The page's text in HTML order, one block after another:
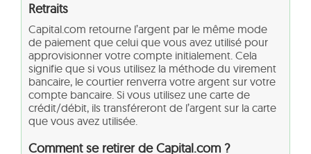
Retraits
Capital.com retourne l’argent par le même mode
de paiement que celui que vous avez utilisé pour
approvisionner votre compte initialement. Cela
signifie que si vous utilisez la méthode du virement
bancaire, le courtier renverra votre argent sur votre
compte bancaire. Si vous utilisez une carte de
crédit/débit, ils transféreront de l’argent sur la carte
que vous avez utilisée.
Comment se retirer de Capital.com ?